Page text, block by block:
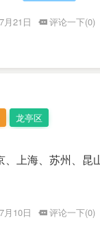
7月21日
评论一下(0)
龙亭区
、上海、苏州、昆
7月10日
评论一下(0)